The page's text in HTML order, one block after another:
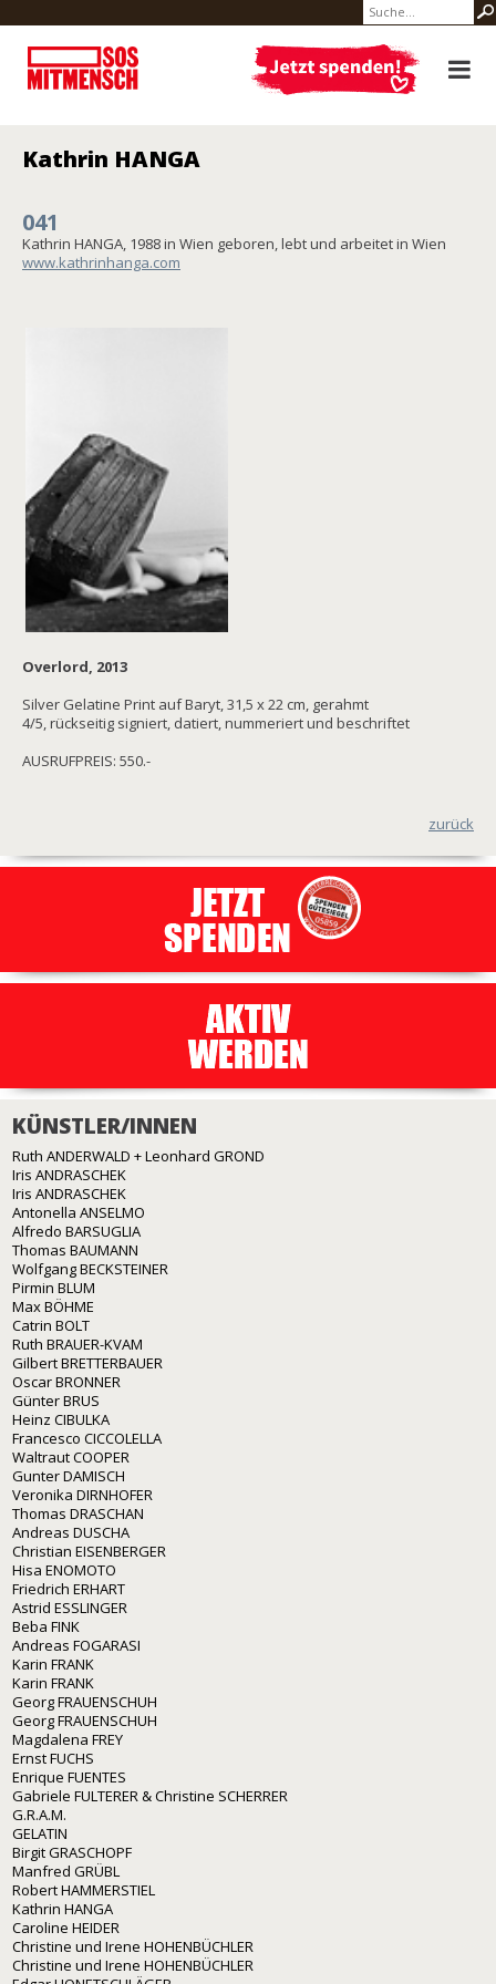
Kathrin HANGA
041
Kathrin HANGA, 1988 in Wien geboren, lebt und arbeitet in Wien
www.kathrinhanga.com
Overlord, 2013
Silver Gelatine Print auf Baryt, 31,5 x 22 cm, gerahmt
4/5, rückseitig signiert, datiert, nummeriert und beschriftet
AUSRUFPREIS: 550.-
zurück
KÜNSTLER/INNEN
Ruth ANDERWALD + Leonhard GROND
Iris ANDRASCHEK
Iris ANDRASCHEK
Antonella ANSELMO
Alfredo BARSUGLIA
Thomas BAUMANN
Wolfgang BECKSTEINER
Pirmin BLUM
Max BÖHME
Catrin BOLT
Ruth BRAUER-KVAM
Gilbert BRETTERBAUER
Oscar BRONNER
Günter BRUS
Heinz CIBULKA
Francesco CICCOLELLA
Waltraut COOPER
Gunter DAMISCH
Veronika DIRNHOFER
Thomas DRASCHAN
Andreas DUSCHA
Christian EISENBERGER
Hisa ENOMOTO
Friedrich ERHART
Astrid ESSLINGER
Beba FINK
Andreas FOGARASI
Karin FRANK
Karin FRANK
Georg FRAUENSCHUH
Georg FRAUENSCHUH
Magdalena FREY
Ernst FUCHS
Enrique FUENTES
Gabriele FULTERER & Christine SCHERRER
G.R.A.M.
GELATIN
Birgit GRASCHOPF
Manfred GRÜBL
Robert HAMMERSTIEL
Kathrin HANGA
Caroline HEIDER
Christine und Irene HOHENBÜCHLER
Christine und Irene HOHENBÜCHLER